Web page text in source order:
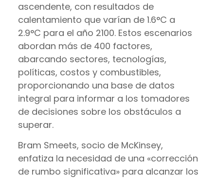
ascendente, con resultados de
calentamiento que varían de 1.6°C a
2.9°C para el año 2100. Estos escenarios
abordan más de 400 factores,
abarcando sectores, tecnologías,
políticas, costos y combustibles,
proporcionando una base de datos
integral para informar a los tomadores
de decisiones sobre los obstáculos a
superar.
Bram Smeets, socio de McKinsey,
enfatiza la necesidad de una «corrección
de rumbo significativa» para alcanzar los